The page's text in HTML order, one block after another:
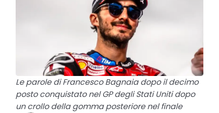
Le parole di Francesco Bagnaia dopo il decimo
posto conquistato nel GP degli Stati Uniti dopo
un crollo della gomma posteriore nel finale